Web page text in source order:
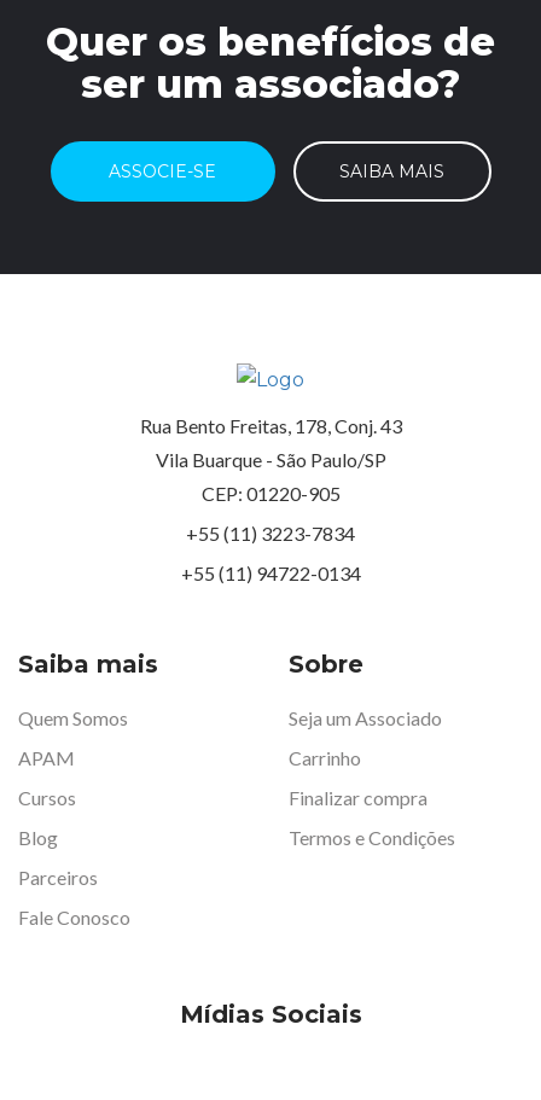
Quer os benefícios de
ser um associado?
ASSOCIE-SE SAIBA MAIS
Rua Bento Freitas, 178, Conj. 43
Vila Buarque - São Paulo/SP
CEP: 01220-905
+55 (11) 3223-7834
+55 (11) 94722-0134
Saiba mais
Quem Somos
APAM
Cursos
Blog
Parceiros
Fale Conosco
Sobre
Seja um Associado
Carrinho
Finalizar compra
Termos e Condições
Mídias Sociais